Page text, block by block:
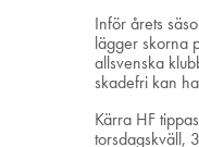
Inför årets
lägger skorna
allsvenska
skadefri kan
Kärra HF
torsdagskväll,